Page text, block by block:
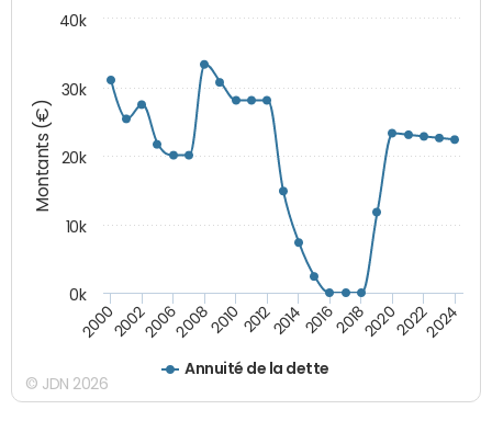
Montants (€)
Annuité de la dette
20002002200620082010 2012201420162018202020222024
0k
10k
20k
30k
40k
© JDN 2026